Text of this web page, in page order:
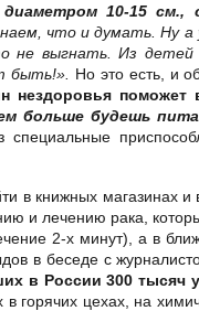
10-15 см.,
что и думать. Ну
выгнать. Из
быть!». Но это есть, и
нездоровья
больше будешь
книжных магазинах и
и лечению рака,
2-х минут), а в
в беседе с
в России 300 тысяч
цехах, на